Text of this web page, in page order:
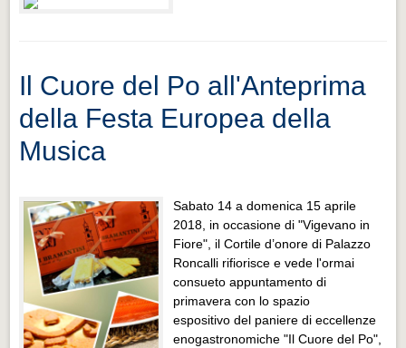
Il Cuore del Po all'Anteprima
della Festa Europea della
Musica
Sabato 14 a domenica 15 aprile
2018, in occasione di "Vigevano in
Fiore", il Cortile d’onore di Palazzo
Roncalli rifiorisce e vede l'ormai
consueto appuntamento di
primavera con lo spazio
espositivo del paniere di eccellenze
enogastronomiche "Il Cuore del Po",